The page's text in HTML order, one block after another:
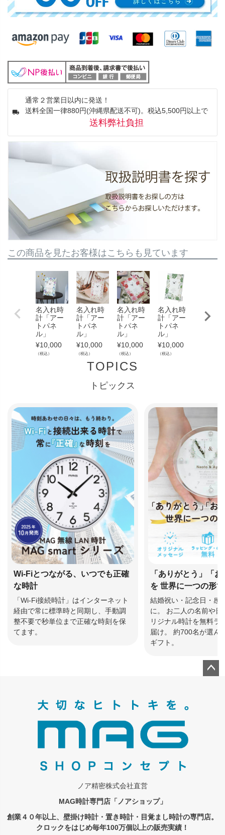
通常２営業日以内に発送！
送料全国一律880円(沖縄県配送不可)。税込5,500円以上で
送料弊社負担
この商品を見たお客様はこちらも見ています
名入れ時
計「アー
トパネ
ル」
¥10,000
（税込）
名入れ時
計「アー
トパネ
ル」
¥10,000
（税込）
名入れ時
計「アー
トパネ
ル」
¥10,000
（税込）
名入れ時
計「アー
トパネ
ル」
¥10,000
（税込）
名入れ
計「ア
TOPICS
トピックス
Wi-Fiとつながる、いつでも正確
な時計
「Wi-Fi接続時計」はインターネット
経由で常に標準時と同期し、手動調
整不要で秒単位まで正確な時刻を保
てます。
「ありがとう」「
を 世界に一つの形
結婚祝い・記念日・感
に。 お二人の名前や日
リジナル時計を無料ラ
届け。 約700名が選ん
ギフト。
ノア精密株式会社直営
MAG時計専門店「ノアショップ」
創業４０年以上、壁掛け時計・置き時計・目覚まし時計の専門店。
クロックをはじめ毎年100万個以上の販売実績！